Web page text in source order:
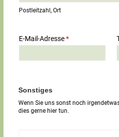
n
i
l
g
T
x
t
Postleitzahl, Ort
E-Mail-Adresse*
Sonstiges
Wenn Sie uns sonst noch
dies gerne hier tun.